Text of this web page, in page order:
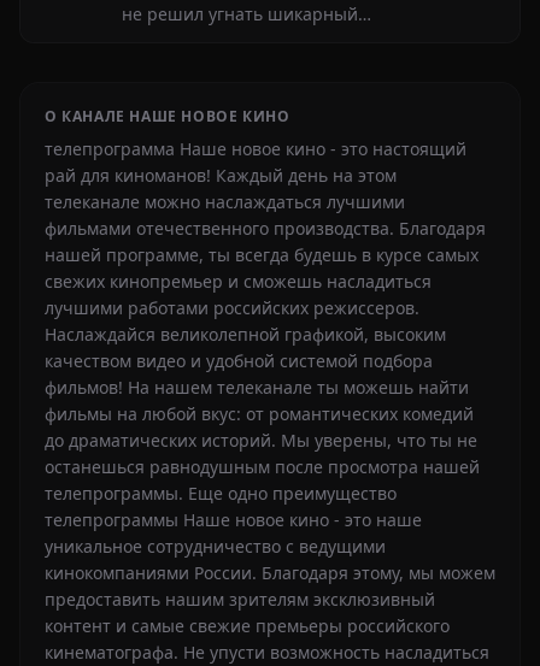
не решил угнать шикарный
только его взяли в заложники, заставили
разгребать гаражи
О КАНАЛЕ НАШЕ НОВОЕ КИНО
телепрограмма Наше новое кино - это настоящий
рай для киноманов! Каждый день на этом
телеканале можно наслаждаться лучшими
фильмами отечественного производства. Благодаря
нашей программе, ты всегда будешь в курсе самых
свежих кинопремьер и сможешь насладиться
лучшими работами российских режиссеров.
Наслаждайся великолепной графикой, высоким
качеством видео и удобной системой подбора
фильмов! На нашем телеканале ты можешь найти
фильмы на любой вкус: от романтических комедий
до драматических историй. Мы уверены, что ты не
останешься равнодушным после просмотра нашей
телепрограммы. Еще одно преимущество
телепрограммы Наше новое кино - это наше
уникальное сотрудничество с ведущими
кинокомпаниями России. Благодаря этому, мы можем
предоставить нашим зрителям эксклюзивный
контент и самые свежие премьеры российского
кинематографа. Не упусти возможность насладиться